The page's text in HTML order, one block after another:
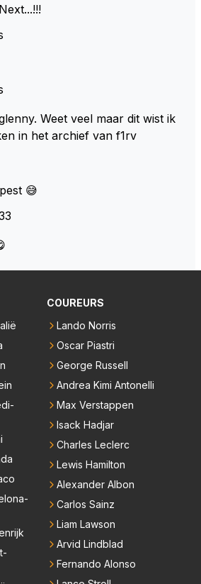
Johnny Herbert? Next...!!!
Weet veel maar dit wist ik
in het archief van f1rv
😅
COUREURS
Lando Norris
Oscar Piastri
George Russell
Andrea Kimi Antonelli
Max Verstappen
Isack Hadjar
Charles Leclerc
Lewis Hamilton
Alexander Albon
Carlos Sainz
Liam Lawson
Arvid Lindblad
Fernando Alonso